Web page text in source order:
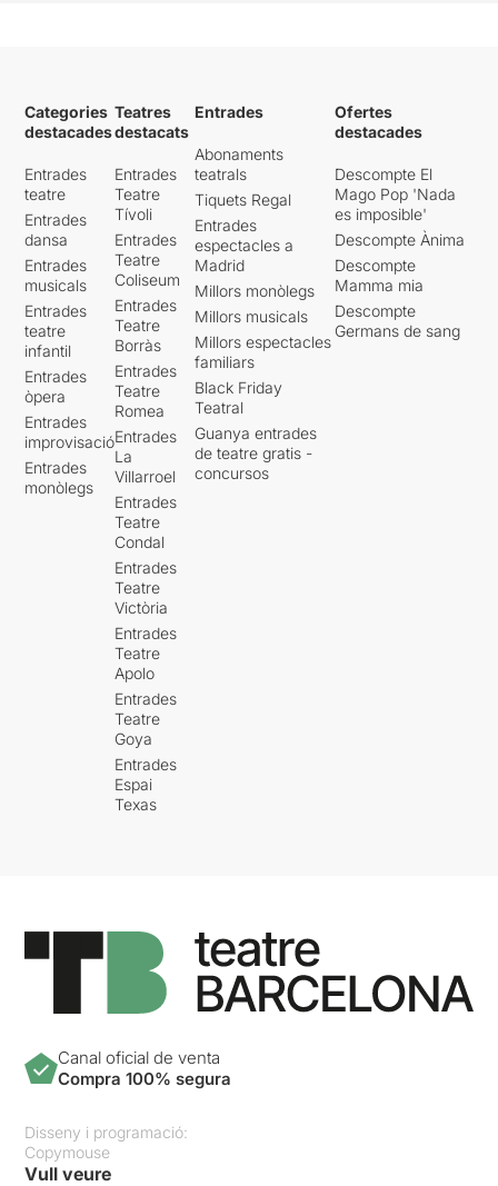
Categories
destacades
Entrades
teatre
Entrades
dansa
Entrades
musicals
Entrades
teatre
infantil
Entrades
òpera
Entrades
improvisació
Entrades
monòlegs
Teatres
destacats
Entrades
Teatre
Tívoli
Entrades
Teatre
Coliseum
Entrades
Teatre
Borràs
Entrades
Teatre
Romea
Entrades
La
Villarroel
Entrades
Teatre
Condal
Entrades
Teatre
Victòria
Entrades
Teatre
Apolo
Entrades
Teatre
Goya
Entrades
Espai
Texas
Entrades
Abonaments
teatrals
Tiquets Regal
Entrades
espectacles a
Madrid
Millors monòlegs
Millors musicals
Millors espectacles
familiars
Black Friday
Teatral
Guanya entrades
de teatre gratis -
concursos
Ofertes
destacades
Descompte El
Mago Pop 'Nada
es imposible'
Descompte Ànima
Descompte
Mamma mia
Descompte
Germans de sang
Canal oficial de venta
Compra 100% segura
Disseny i programació:
Copymouse
Vull veure